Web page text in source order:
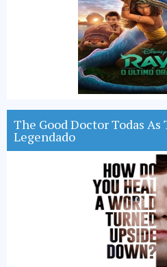
The Good Doctor Todas As
Legendado